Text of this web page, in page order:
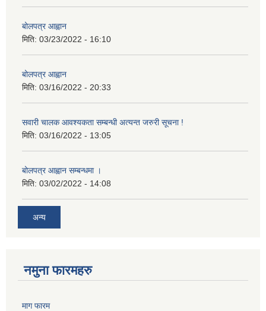
बोलपत्र आह्वान
मिति: 03/23/2022 - 16:10
बोलपत्र आह्वान
मिति: 03/16/2022 - 20:33
सवारी चालक आवश्यकता सम्बन्धी अत्यन्त जरुरी सूचना !
मिति: 03/16/2022 - 13:05
बोलपत्र आह्वान सम्बन्धमा ।
मिति: 03/02/2022 - 14:08
अन्य
नमुना फारमहरु
माग फारम